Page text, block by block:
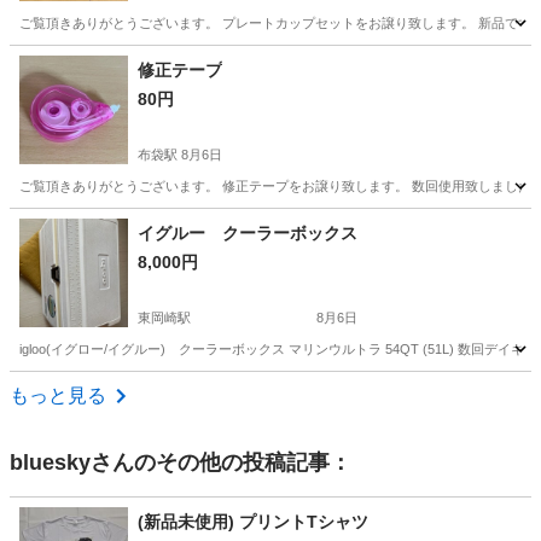
ご覧頂きありがとうございます。 プレートカップセットをお譲り致します。 新品
愛知 江南市 布袋駅
修正テープ
80円
布袋駅 8月6日
ご覧頂きありがとうございます。 修正テープをお譲り致します。 数回使用致しまし
愛知 江南市 布袋駅 その他 テープ
イグルー クーラーボックス
8,000円
東岡崎駅 8月6日
igloo(イグロー/イグルー) クーラーボックス マリンウルトラ 54QT (51L) 数回デイキ
愛知 岡崎市
もっと見る
blueskyさんのその他の投稿記事：
(新品未使用) プリントTシャツ